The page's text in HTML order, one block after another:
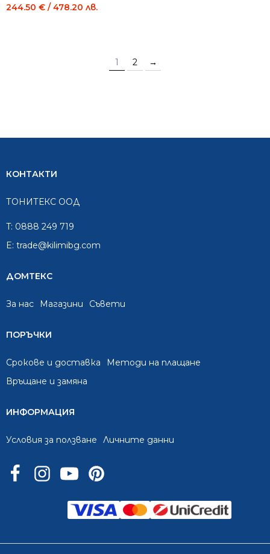
Original
244.50 € / 478.20 лв.
478.20
1 2 →
КОНТАКТИ
ТОНИТЕКС ООД
T: 0888 249 719
E: trade@kilimibg.com
ДОМТЕКС
За нас Mагазини Съвети
ПОРЪЧКИ
Срокове и доставка
Методи на плащане
Връщане и замяна
ИНФОРМАЦИЯ
Условия за ползване Личните данни